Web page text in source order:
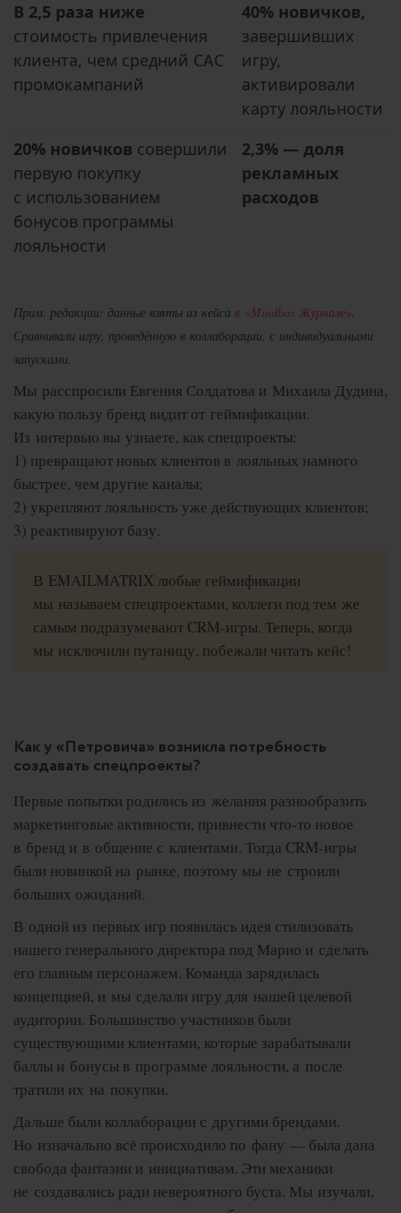
В 2,5 раза ниже
стоимость привлечения
клиента, чем средний САС
промокампаний
40% новичков,
завершивших
игру,
активировали
карту лояльности
20% новичков совершили
первую покупку
с использованием
бонусов программы
лояльности
2,3% — доля
рекламных
расходов
Прим. редакции: данные взяты из кейса в «Mindbox Журнале».
Сравнивали игру, проведённую в коллаборации, с индивидуальными
запусками.
Мы расспросили Евгения Солдатова и Михаила Дудина,
какую пользу бренд видит от геймификации.
Из интервью вы узнаете, как спецпроекты:
1) превращают новых клиентов в лояльных намного
быстрее, чем другие каналы;
2) укрепляют лояльность уже действующих клиентов;
3) реактивируют базу.
В EMAILMATRIX любые геймификации
мы называем спецпроектами, коллеги под тем же
самым подразумевают CRM-игры. Теперь, когда
мы исключили путаницу, побежали читать кейс!
Как у «Петровича» возникла потребность
создавать спецпроекты?
Первые попытки родились из желания разнообразить
маркетинговые активности, привнести что-то новое
в бренд и в общение с клиентами. Тогда CRM-игры
были новинкой на рынке, поэтому мы не строили
больших ожиданий.
В одной из первых игр появилась идея стилизовать
нашего генерального директора под Марио и сделать
его главным персонажем. Команда зарядилась
концепцией, и мы сделали игру для нашей целевой
аудитории. Большинство участников были
существующими клиентами, которые зарабатывали
баллы и бонусы в программе лояльности, а после
тратили их на покупки.
Дальше были коллаборации с другими брендами.
Но изначально всё происходило по фану — была дана
свобода фантазии и инициативам. Эти механики
не создавались ради невероятного буста. Мы изучали,